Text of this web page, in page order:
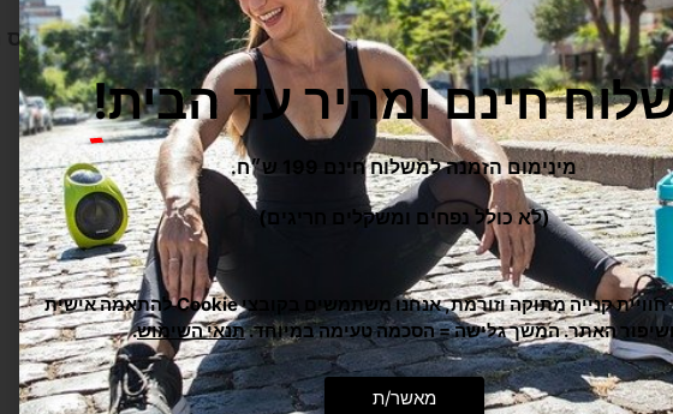
מצוין של עוצמה, תגובתיות ועמידות לאורך זמן. בנוסף,הגימור המחוספס
– כזה שנותן ביטחון בכל חבטה – זה המחבט בשבילכם.
חינם ומהיר עד הבית!
מינימום הזמנה למשלוח חינם 199 ש״ח.
(לא כולל נפחים ומשקלים חריגים)
כדי לתת לך חוויית קנייה מתוקה וזורמת, אנחנו משתמשים בקובצי Cookie להתאמה אישית
האתר. המשך גלישה = הסכמה טעימה במיוחד.תנאי השימוש.
מאשר/ת